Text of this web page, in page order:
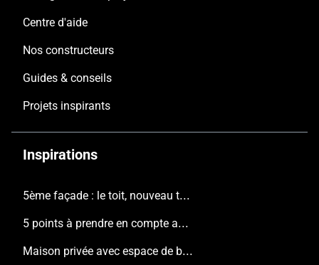
Centre d'aide
Nos constructeurs
Guides & conseils
Projets inspirants
Inspirations
5ème façade : le toit, nouveau terrain de jeu de l'architecture contemporaine
5 points à prendre en compte avant de construire une nouvelle maison
Maison privée avec espace de bureau, Pajottenland